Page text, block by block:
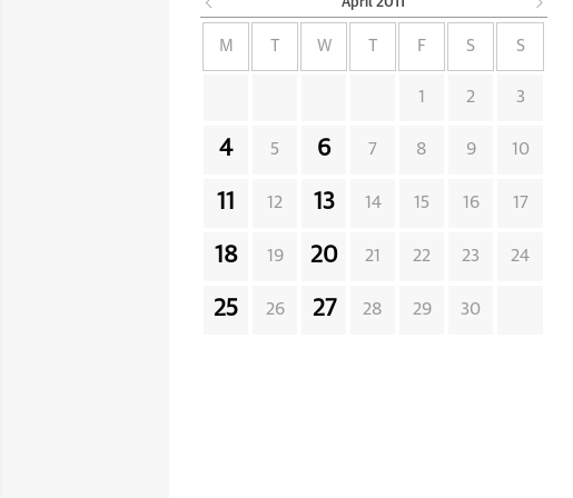
M W F S S
1 2 3
4 5 6 7 8 9 10
11 12 13 14 15 16 17
18 19 20 21 22 23 24
25 26 27 28 29 30